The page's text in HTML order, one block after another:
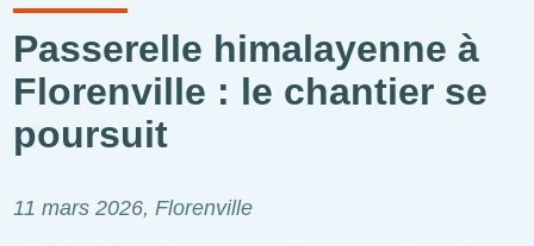
Passerelle himalayenne à
Florenville : le chantier se
poursuit
11 mars 2026, Florenville